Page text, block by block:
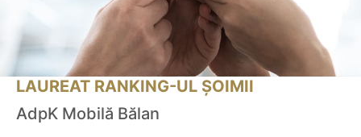
LAUREAT RANKING-UL ȘOIMII
AdpK Mobilă Bălan